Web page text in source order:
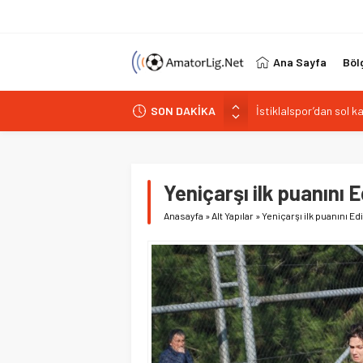
Ana Sayfa
SON DAKİKA
Paşabahçespor’da
İstanbul Gençlerbirliği
Kuzeyin Kaplanları
Yeniçarşı ilk puanını
Anasayfa »Alt Yapılar »Yeniçarşı ilk puanını